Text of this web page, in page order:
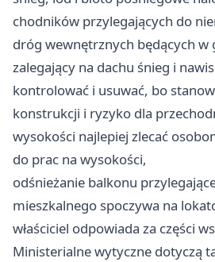
chodników przylegających do
dróg wewnętrznych będących w
zalegający na dachu śnieg i
kontrolować i usuwać, bo
konstrukcji i ryzyko dla
wysokości najlepiej zlecać
do prac na wysokości,
odśnieżanie balkonu
mieszkalnego spoczywa na
właściciel odpowiada za części
Ministerialne wytyczne dotyczą